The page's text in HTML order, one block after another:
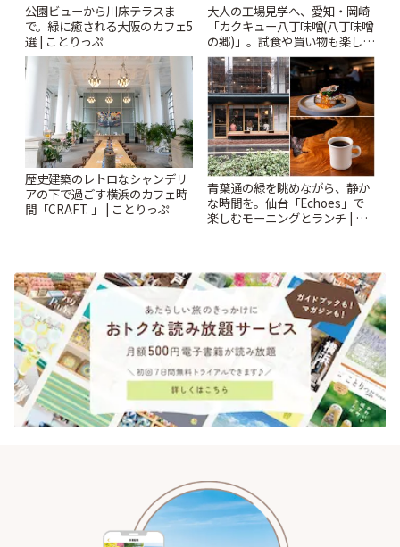
公園ビューから川床テラスま
で。緑に癒される大阪のカフェ5
選 | ことりっぷ
大人の工場見学へ、愛知・岡崎
「カクキュー八丁味噌(八丁味噌
の郷)」。試食や買い物も楽しみ
♪ | ことりっぷ
歴史建築のレトロなシャンデリ
アの下で過ごす横浜のカフェ時
間「CRAFT. 」 | ことりっぷ
青葉通の緑を眺めながら、静か
な時間を。仙台「Echoes」で
楽しむモーニングとランチ | こ